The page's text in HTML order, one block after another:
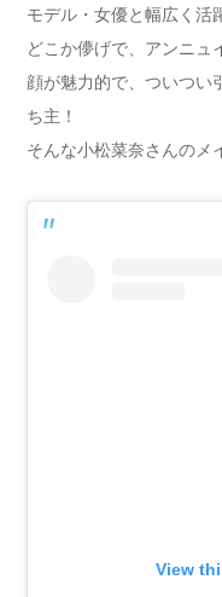
モデル・女優と幅広く活
どこか儚げで、アンニュ
顔が魅力的で、ついつい
ち主！
そんな小松菜奈さんのメ
View